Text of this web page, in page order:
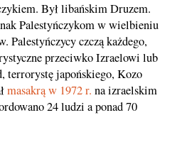
Był libańskim Druzem.
Palestyńczykom w wielbieniu
Palestyńczycy czczą każdego,
przeciwko Izraelowi lub
terrorystę japońskiego, Kozo
masakrą w 1972 r. na izraelskim
24 ludzi a ponad 70